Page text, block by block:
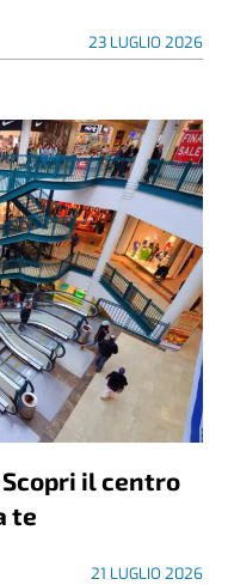
23 LUGLIO 2026
il centro
te
21 LUGLIO 2026